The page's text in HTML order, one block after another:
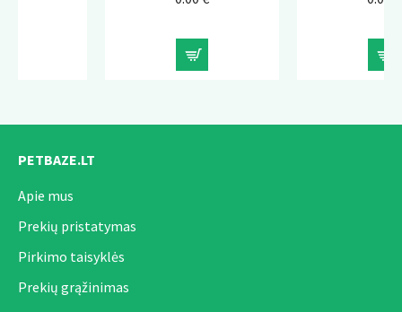
PETBAZE.LT
Apie mus
Prekių pristatymas
Pirkimo taisyklės
Prekių grąžinimas